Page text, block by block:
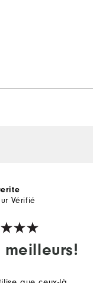
meilleurs!
Vérifié